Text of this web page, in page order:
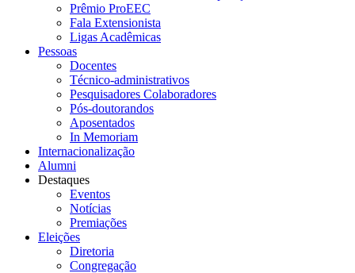
Prêmio ProEEC
Fala Extensionista
Ligas Acadêmicas
Pessoas
Docentes
Técnico-administrativos
Pesquisadores Colaboradores
Pós-doutorandos
Aposentados
In Memoriam
Internacionalização
Alumni
Destaques
Eventos
Notícias
Premiações
Eleições
Diretoria
Congregação